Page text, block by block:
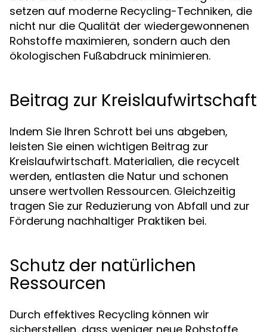
setzen auf moderne Recycling-Techniken, die
nicht nur die Qualität der wiedergewonnenen
Rohstoffe maximieren, sondern auch den
ökologischen Fußabdruck minimieren.
Beitrag zur Kreislaufwirtschaft
Indem Sie Ihren Schrott bei uns abgeben,
leisten Sie einen wichtigen Beitrag zur
Kreislaufwirtschaft. Materialien, die recycelt
werden, entlasten die Natur und schonen
unsere wertvollen Ressourcen. Gleichzeitig
tragen Sie zur Reduzierung von Abfall und zur
Förderung nachhaltiger Praktiken bei.
Schutz der natürlichen
Ressourcen
Durch effektives Recycling können wir